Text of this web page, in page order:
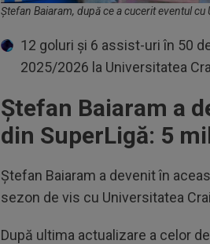
Ștefan Baiaram, după ce a cucerit eventul
12 goluri și 6 assist-uri în 50
2025/2026 la Universitatea
Ștefan Baiaram a
din SuperLigă: 5
Ștefan Baiaram a devenit în
sezon de vis cu Universitatea
După ultima actualizare a celor